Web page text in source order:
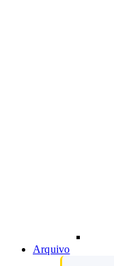
Arquivo